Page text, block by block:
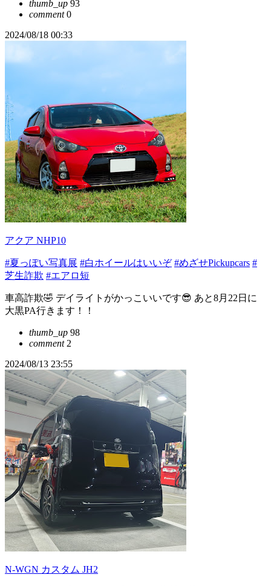
thumb_up 93
comment0
2024/08/18 00:33
アクア NHP10
#夏っぽい写真展 #白ホイールはいいぞ #めざせPickupcars #
芝生詐欺 #エアロ短
車高詐欺🤣 デイライトがかっこいいです😎 あと8月22日に
大黒PA行きます！！
thumb_up 98
comment2
2024/08/13 23:55
N-WGN カスタム JH2